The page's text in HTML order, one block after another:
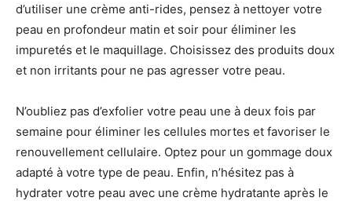
d’utiliser une crème anti-rides, pensez à nettoyer votre
peau en profondeur matin et soir pour éliminer les
impuretés et le maquillage. Choisissez des produits doux
et non irritants pour ne pas agresser votre peau.
N’oubliez pas d’exfolier votre peau une à deux fois par
semaine pour éliminer les cellules mortes et favoriser le
renouvellement cellulaire. Optez pour un gommage doux
adapté à votre type de peau. Enfin, n’hésitez pas à
hydrater votre peau avec une crème hydratante après le